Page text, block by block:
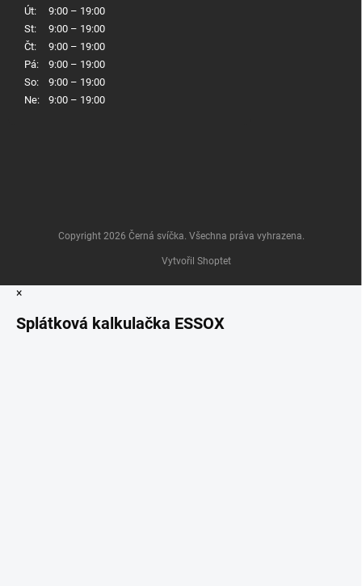
Út:
9:00 – 19:00
St:
9:00 – 19:00
Čt:
9:00 – 19:00
Pá:
9:00 – 19:00
So:
9:00 – 19:00
Ne:
9:00 – 19:00
Vytvořil Shoptet
Copyright 2026 Černá svíčka. Všechna práva vyhrazena.
×
Splátková kalkulačka ESSOX